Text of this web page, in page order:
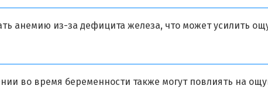
анемию из-за дефицита железа, что может усилить
во время беременности также могут повлиять на